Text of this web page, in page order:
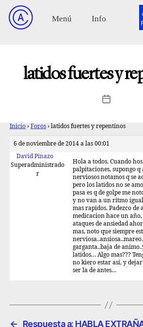
latidos fuertes y
Inicio › Foros › latidos fuertes y repentinos
6 de noviembre de 2014 a las 00:01
David Pinazo
Superadministrado
r
Hola a todos. Cuando
palpitaciones, supongo q
nerviosos notamos q se
pero los latidos no se
pasa es q de golpe me
y no van a un ritmo
mas rapidos. Padezco de
medicacion hace un
ataques de ansiedad
mas, noto que siempre
garganta..baja de
latidos… Algo mas???
no kiero estar así, y
ser la de antes…
←
Respuesta a: HABLA